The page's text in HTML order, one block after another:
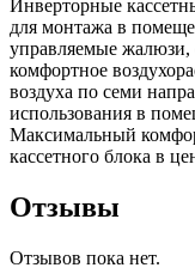
Инверторные
для монтажа в
управляемые
комфортное
воздуха по семи
использования в
Максимальный
кассетного блока в
Отзывы
Отзывов пока нет.